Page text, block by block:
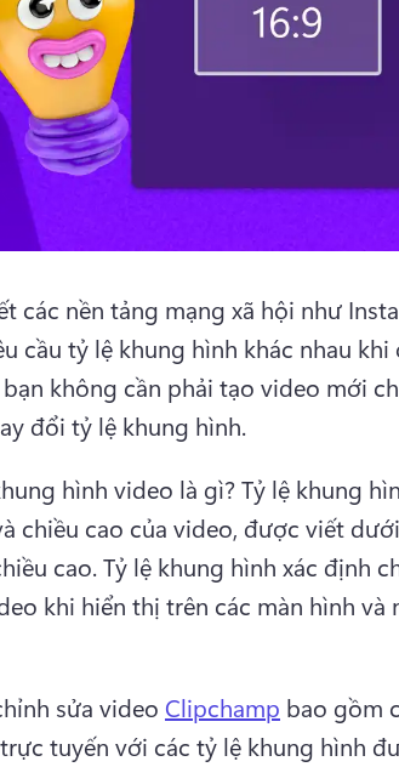
các nền tảng mạng xã hội như
cầu tỷ lệ khung hình khác nhau
bạn không cần phải tạo video mới
đổi tỷ lệ khung hình.
hình video là gì? Tỷ lệ khung
chiều cao của video, được viết
cao. Tỷ lệ khung hình xác định
khi hiển thị trên các màn hình và
sửa video Clipchamp bao gồm
tuyến với các tỷ lệ khung hình